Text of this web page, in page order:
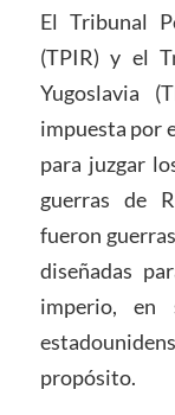
El Tribunal
(TPIR) y el
Yugoslavia
impuesta por
para juzgar
guerras de
fueron
diseñadas
imperio, en
propósito.